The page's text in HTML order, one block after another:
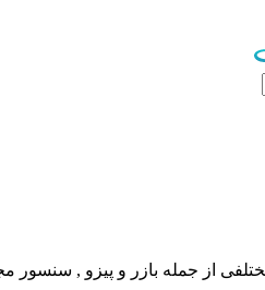
از جمله بازر و پیزو , سنسور